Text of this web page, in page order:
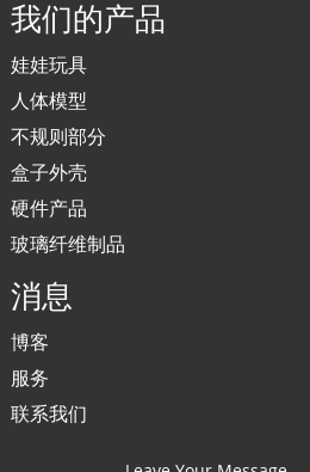
我们的产品
娃娃玩具
人体模型
不规则部分
盒子外壳
硬件产品
玻璃纤维制品
消息
博客
服务
联系我们